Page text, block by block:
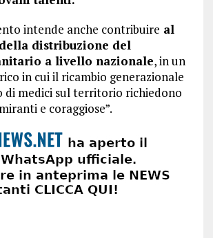
intende anche contribuire al
distribuzione del
a livello nazionale, in un
in cui il ricambio generazionale
di medici sul territorio richiedono
e coraggiose”.